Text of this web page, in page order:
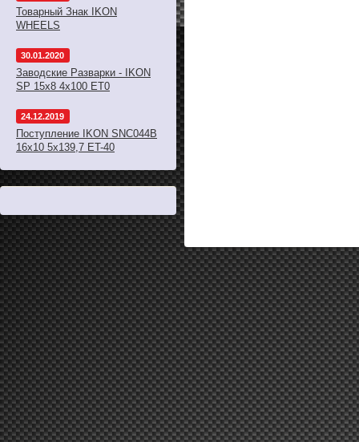
Товарный Знак IKON
WHEELS
30.01.2020
Заводские Разварки - IKON
SP 15x8 4x100 ET0
24.12.2019
Поступление IKON SNC044B
16x10 5x139,7 ET-40